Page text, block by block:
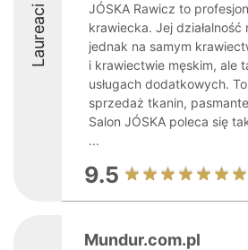
Laureaci
JÓSKA Rawicz to
krawiecka. Jej działalność
jednak na samym
i krawiectwie męskim, ale
usługach dodatkowych.
sprzedaż tkanin,
Salon JÓSKA poleca się
...
9.5
Mundur.com.pl